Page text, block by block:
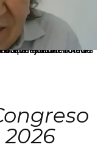
de Gracias Presidenciales conforme al procedimiento establecido.